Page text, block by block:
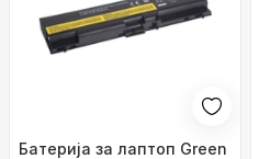
Батерија за лаптоп Green